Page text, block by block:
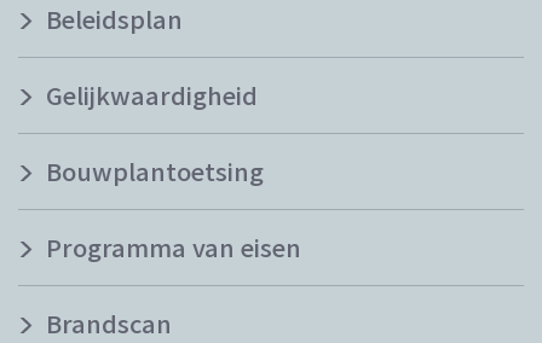
Beleidsplan
Gelijkwaardigheid
Bouwplantoetsing
Programma van eisen
Brandscan